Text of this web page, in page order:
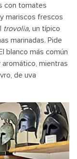
con tomates
mariscos frescos
trovolia, un típico
marinadas. Pide
blanco más común
mientras
de uva